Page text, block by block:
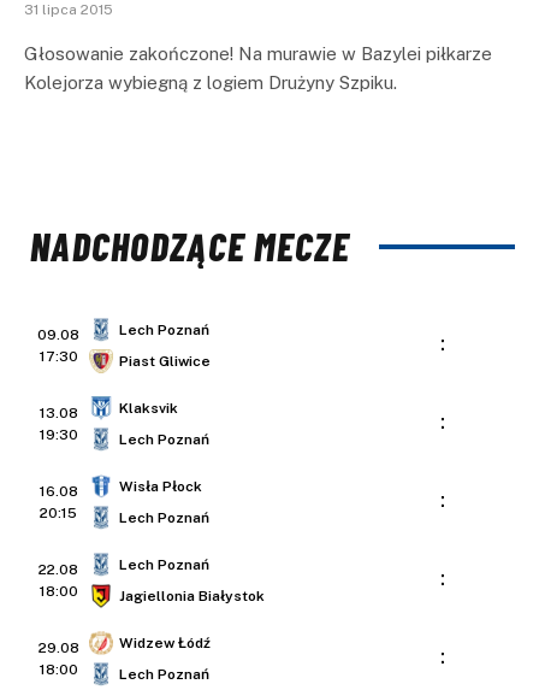
31 lipca 2015
Głosowanie zakończone! Na murawie w Bazylei piłkarze
Kolejorza wybiegną z logiem Drużyny Szpiku.
NADCHODZĄCE MECZE
09.08
17:30
Lech Poznań
Piast Gliwice
:
13.08
19:30
Klaksvik
Lech Poznań
:
16.08
20:15
Wisła Płock
Lech Poznań
:
22.08
18:00
Lech Poznań
Jagiellonia Białystok
:
29.08
18:00
Widzew Łódź
Lech Poznań
: